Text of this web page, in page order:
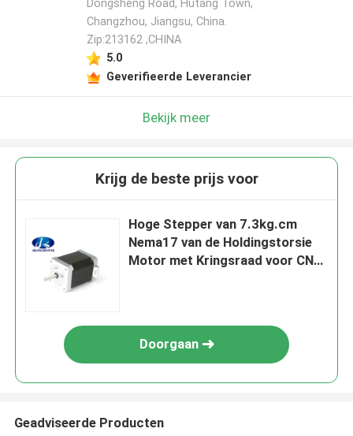
Dongsheng Road, Hutang Town,
Changzhou, Jiangsu, China.
Zip:213162 ,CHINA
5.0
Geverifieerde Leverancier
Bekijk meer
Krijg de beste prijs voor
Hoge Stepper van 7.3kg.cm
Nema17 van de Holdingstorsie
Motor met Kringsraad voor CNC
Doorgaan
Geadviseerde Producten